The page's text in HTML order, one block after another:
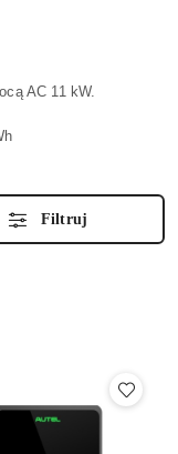
AC 11 kW.
Filtruj